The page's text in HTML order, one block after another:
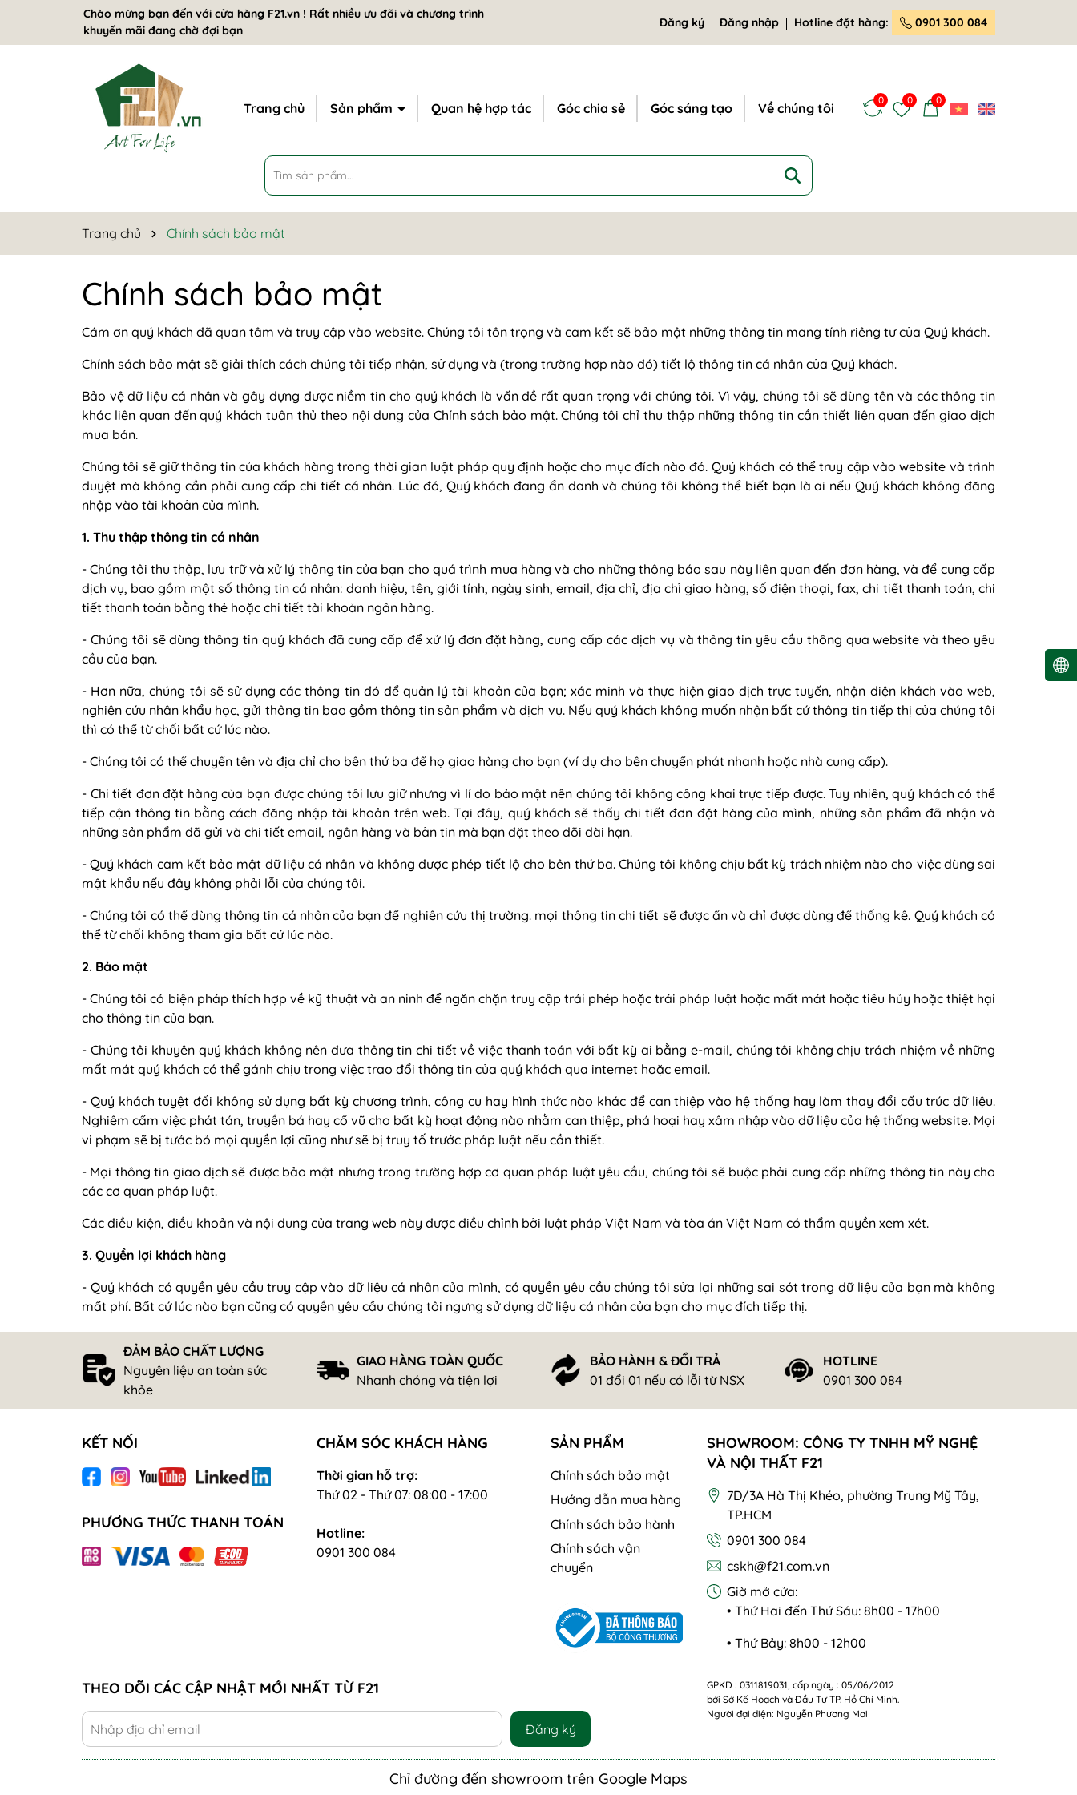
Chào mừng bạn đến với cửa hàng F21.vn ! Rất nhiều ưu đãi và chương trình
khuyến mãi đang chờ đợi bạn
Đăng ký Đăng nhập Hotline đặt hàng: 0901 300 084
Trang chủ Sản phẩm Quan hệ hợp tác Góc chia sẻ Góc sáng tạo Về chúng tôi
0 0 0
Trang chủ Chính sách bảo mật
Chính sách bảo mật
Cám ơn quý khách đã quan tâm và truy cập vào website. Chúng tôi tôn trọng và cam kết sẽ bảo mật những thông tin mang tính riêng tư của Quý khách.
Chính sách bảo mật sẽ giải thích cách chúng tôi tiếp nhận, sử dụng và (trong trường hợp nào đó) tiết lộ thông tin cá nhân của Quý khách.
Bảo vệ dữ liệu cá nhân và gây dựng được niềm tin cho quý khách là vấn đề rất quan trọng với chúng tôi. Vì vậy, chúng tôi sẽ dùng tên và các thông tin
khác liên quan đến quý khách tuân thủ theo nội dung của Chính sách bảo mật. Chúng tôi chỉ thu thập những thông tin cần thiết liên quan đến giao dịch
mua bán.
Chúng tôi sẽ giữ thông tin của khách hàng trong thời gian luật pháp quy định hoặc cho mục đích nào đó. Quý khách có thể truy cập vào website và trình
duyệt mà không cần phải cung cấp chi tiết cá nhân. Lúc đó, Quý khách đang ẩn danh và chúng tôi không thể biết bạn là ai nếu Quý khách không đăng
nhập vào tài khoản của mình.
1. Thu thập thông tin cá nhân
- Chúng tôi thu thập, lưu trữ và xử lý thông tin của bạn cho quá trình mua hàng và cho những thông báo sau này liên quan đến đơn hàng, và để cung cấp
dịch vụ, bao gồm một số thông tin cá nhân: danh hiệu, tên, giới tính, ngày sinh, email, địa chỉ, địa chỉ giao hàng, số điện thoại, fax, chi tiết thanh toán, chi
tiết thanh toán bằng thẻ hoặc chi tiết tài khoản ngân hàng.
- Chúng tôi sẽ dùng thông tin quý khách đã cung cấp để xử lý đơn đặt hàng, cung cấp các dịch vụ và thông tin yêu cầu thông qua website và theo yêu
cầu của bạn.
- Hơn nữa, chúng tôi sẽ sử dụng các thông tin đó để quản lý tài khoản của bạn; xác minh và thực hiện giao dịch trực tuyến, nhận diện khách vào web,
nghiên cứu nhân khẩu học, gửi thông tin bao gồm thông tin sản phẩm và dịch vụ. Nếu quý khách không muốn nhận bất cứ thông tin tiếp thị của chúng tôi
thì có thể từ chối bất cứ lúc nào.
- Chúng tôi có thể chuyển tên và địa chỉ cho bên thứ ba để họ giao hàng cho bạn (ví dụ cho bên chuyển phát nhanh hoặc nhà cung cấp).
- Chi tiết đơn đặt hàng của bạn được chúng tôi lưu giữ nhưng vì lí do bảo mật nên chúng tôi không công khai trực tiếp được. Tuy nhiên, quý khách có thể
tiếp cận thông tin bằng cách đăng nhập tài khoản trên web. Tại đây, quý khách sẽ thấy chi tiết đơn đặt hàng của mình, những sản phẩm đã nhận và
những sản phẩm đã gửi và chi tiết email, ngân hàng và bản tin mà bạn đặt theo dõi dài hạn.
- Quý khách cam kết bảo mật dữ liệu cá nhân và không được phép tiết lộ cho bên thứ ba. Chúng tôi không chịu bất kỳ trách nhiệm nào cho việc dùng sai
mật khẩu nếu đây không phải lỗi của chúng tôi.
- Chúng tôi có thể dùng thông tin cá nhân của bạn để nghiên cứu thị trường. mọi thông tin chi tiết sẽ được ẩn và chỉ được dùng để thống kê. Quý khách có
thể từ chối không tham gia bất cứ lúc nào.
2. Bảo mật
- Chúng tôi có biện pháp thích hợp về kỹ thuật và an ninh để ngăn chặn truy cập trái phép hoặc trái pháp luật hoặc mất mát hoặc tiêu hủy hoặc thiệt hại
cho thông tin của bạn.
- Chúng tôi khuyên quý khách không nên đưa thông tin chi tiết về việc thanh toán với bất kỳ ai bằng e-mail, chúng tôi không chịu trách nhiệm về những
mất mát quý khách có thể gánh chịu trong việc trao đổi thông tin của quý khách qua internet hoặc email.
- Quý khách tuyệt đối không sử dụng bất kỳ chương trình, công cụ hay hình thức nào khác để can thiệp vào hệ thống hay làm thay đổi cấu trúc dữ liệu.
Nghiêm cấm việc phát tán, truyền bá hay cổ vũ cho bất kỳ hoạt động nào nhằm can thiệp, phá hoại hay xâm nhập vào dữ liệu của hệ thống website. Mọi
vi phạm sẽ bị tước bỏ mọi quyền lợi cũng như sẽ bị truy tố trước pháp luật nếu cần thiết.
- Mọi thông tin giao dịch sẽ được bảo mật nhưng trong trường hợp cơ quan pháp luật yêu cầu, chúng tôi sẽ buộc phải cung cấp những thông tin này cho
các cơ quan pháp luật.
Các điều kiện, điều khoản và nội dung của trang web này được điều chỉnh bởi luật pháp Việt Nam và tòa án Việt Nam có thẩm quyền xem xét.
3. Quyền lợi khách hàng
- Quý khách có quyền yêu cầu truy cập vào dữ liệu cá nhân của mình, có quyền yêu cầu chúng tôi sửa lại những sai sót trong dữ liệu của bạn mà không
mất phí. Bất cứ lúc nào bạn cũng có quyền yêu cầu chúng tôi ngưng sử dụng dữ liệu cá nhân của bạn cho mục đích tiếp thị.
ĐẢM BẢO CHẤT LƯỢNG
Nguyên liệu an toàn sức
khỏe
GIAO HÀNG TOÀN QUỐC
Nhanh chóng và tiện lợi
BẢO HÀNH & ĐỔI TRẢ
01 đổi 01 nếu có lỗi từ NSX
HOTLINE
0901 300 084
KẾT NỐI
PHƯƠNG THỨC THANH TOÁN
CHĂM SÓC KHÁCH HÀNG
Thời gian hỗ trợ:
Thứ 02 - Thứ 07: 08:00 - 17:00
Hotline:
0901 300 084
SẢN PHẨM
Chính sách bảo mật
Hướng dẫn mua hàng
Chính sách bảo hành
Chính sách vận
chuyển
SHOWROOM: CÔNG TY TNHH MỸ NGHỆ
VÀ NỘI THẤT F21
7D/3A Hà Thị Khéo, phường Trung Mỹ Tây,
TP.HCM
0901 300 084
cskh@f21.com.vn
Giờ mở cửa:
• Thứ Hai đến Thứ Sáu: 8h00 - 17h00
• Thứ Bảy: 8h00 - 12h00
THEO DÕI CÁC CẬP NHẬT MỚI NHẤT TỪ F21
Đăng ký
GPKD : 0311819031, cấp ngày : 05/06/2012
bởi Sở Kế Hoạch và Đầu Tư TP. Hồ Chí Minh.
Người đại diện: Nguyễn Phương Mai
Chỉ đường đến showroom trên Google Maps